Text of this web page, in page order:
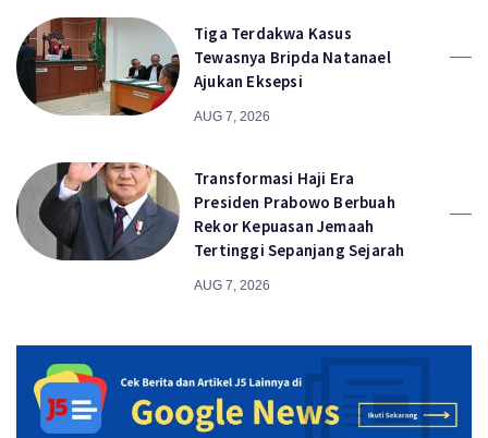
Tiga Terdakwa Kasus
Tewasnya Bripda Natanael
Ajukan Eksepsi
AUG 7, 2026
Transformasi Haji Era
Presiden Prabowo Berbuah
Rekor Kepuasan Jemaah
Tertinggi Sepanjang Sejarah
AUG 7, 2026